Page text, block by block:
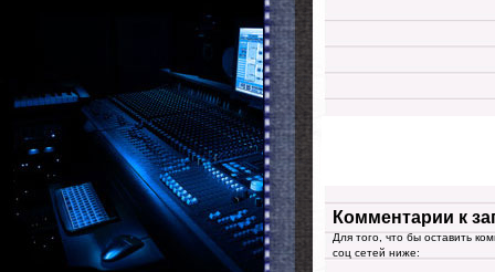
Комментарии к
Для того, что бы оставить
соц сетей ниже: